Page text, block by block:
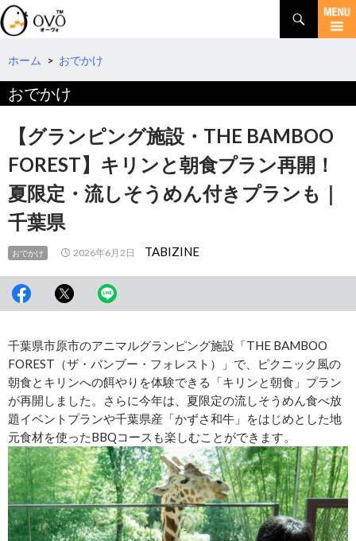
検
索
コ
テ
ツ
へ
ホーム > おでかけ
おでかけ
【グランピング施設・THE BAMBOO
FOREST】キリンと朝食プラン再開！
夏限定・流しそうめん付きプランも｜
千葉県
おでかけ 2026年6月2日 TABIZINE
千葉県市原市のアニマルグランピング施設「THE BAMBOO
FOREST（ザ・バンブー・フォレスト）」で、ピクニック風の
朝食とキリンへの餌やりを体験できる「キリンと朝食」プラン
が再開しました。さらに今年は、夏限定の流しそうめん食べ放
題イベントプランや千葉県産「かずさ和牛」をはじめとした地
元食材を使ったBBQコースも楽しむことができます。